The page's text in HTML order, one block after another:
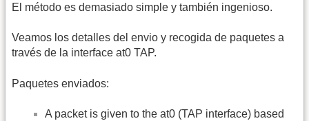
El método es demasiado simple y también ingenioso.
Veamos los detalles del envio y recogida de paquetes a
través de la interface at0 TAP.
Paquetes enviados:
A packet is given to the at0 (TAP interface) based